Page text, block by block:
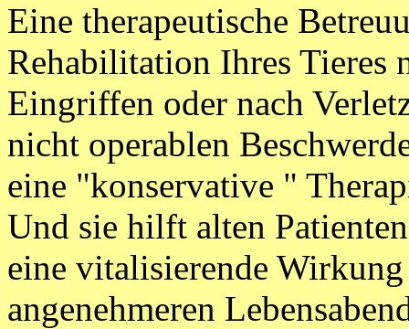
Eine therapeutische
Rehabilitation Ihres Tieres
Eingriffen oder nach
nicht operablen
eine "konservative "
Und sie hilft alten
eine vitalisierende
angenehmeren